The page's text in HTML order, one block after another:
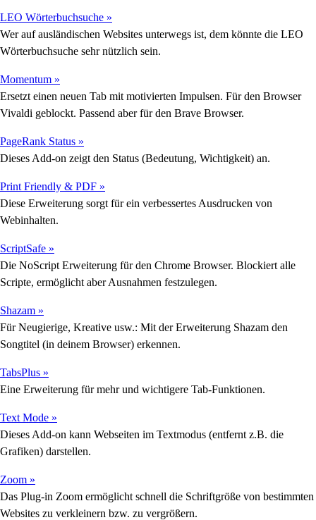
LEO Wörterbuchsuche »
Wer auf ausländischen Websites unterwegs ist, dem könnte die LEO
Wörterbuchsuche sehr nützlich sein.
Momentum »
Ersetzt einen neuen Tab mit motivierten Impulsen. Für den Browser
Vivaldi geblockt. Passend aber für den Brave Browser.
PageRank Status »
Dieses Add-on zeigt den Status (Bedeutung, Wichtigkeit) an.
Print Friendly & PDF »
Diese Erweiterung sorgt für ein verbessertes Ausdrucken von
Webinhalten.
ScriptSafe »
Die NoScript Erweiterung für den Chrome Browser. Blockiert alle
Scripte, ermöglicht aber Ausnahmen festzulegen.
Shazam »
Für Neugierige, Kreative usw.: Mit der Erweiterung Shazam den
Songtitel (in deinem Browser) erkennen.
TabsPlus »
Eine Erweiterung für mehr und wichtigere Tab-Funktionen.
Text Mode »
Dieses Add-on kann Webseiten im Textmodus (entfernt z.B. die
Grafiken) darstellen.
Zoom »
Das Plug-in Zoom ermöglicht schnell die Schriftgröße von bestimmten
Websites zu verkleinern bzw. zu vergrößern.